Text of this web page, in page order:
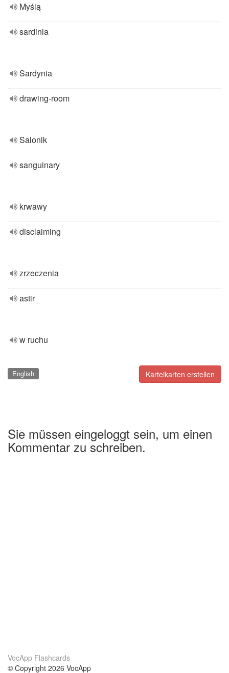
Myślą
sardinia
Sardynia
drawing-room
Salonik
sanguinary
krwawy
disclaiming
zrzeczenia
astir
w ruchu
Karteikarten erstellen
English
Sie müssen eingeloggt sein, um einen
Kommentar zu schreiben.
VocApp Flashcards
© Copyright 2026 VocApp